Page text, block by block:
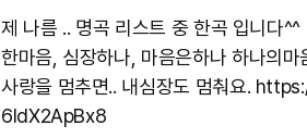
제 나름 .. 명곡 리스트 중 한곡 입니다
한마음, 심장하나, 마음은하나 하나의
사랑을 멈추면.. 내심장도 멈춰요.
6IdX2ApBx8 ​